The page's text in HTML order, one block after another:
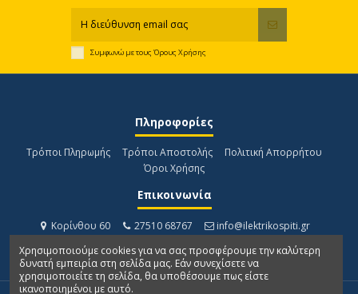
Συμφωνώ με τους Όρους Χρήσης
Πληροφορίες
Τρόποι Πληρωμής Τρόποι Αποστολής
Πολιτική Απορρήτου
Όροι Χρήσης
Επικοινωνία
Κορίνθου 60 27510 68767
info@ilektrikospiti.gr
Χρησιμοποιούμε cookies για να σας προσφέρουμε την καλύτερη
δυνατή εμπειρία στη σελίδα μας. Εάν συνεχίσετε να
χρησιμοποιείτε τη σελίδα, θα υποθέσουμε πως είστε
ικανοποιημένοι με αυτό.